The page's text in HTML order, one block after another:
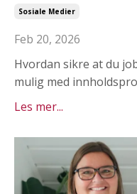
Sosiale Medier
Feb 20, 2026
Hvordan sikre at du
mulig med
Les mer...